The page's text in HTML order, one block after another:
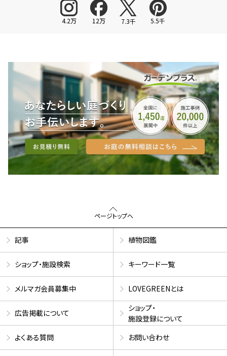
4.2万 12万 7.3千 5.5千
ページトップへ
記事 植物図鑑
ショップ・施設検索 キーワード一覧
メルマガ会員募集中 LOVEGREENとは
広告掲載について
ショップ・
施設登録について
よくある質問
お問い合わせ